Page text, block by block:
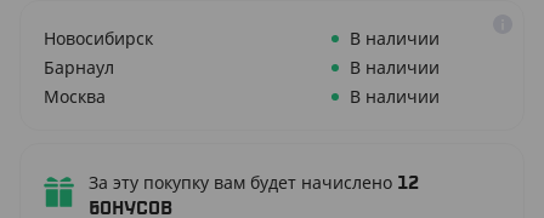
Новосибирск
В наличии
Барнаул
В наличии
Москва
В наличии
За эту покупку вам будет начислено 12
бонусов